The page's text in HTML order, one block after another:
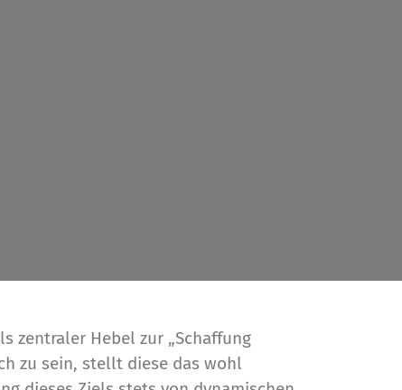
zentraler Hebel zur „Schaffung
zu sein, stellt diese das wohl